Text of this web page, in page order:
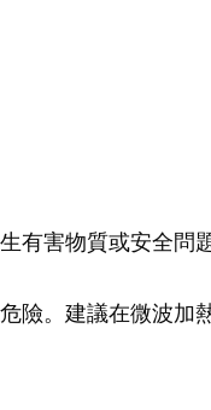
有害物質或安全問題
險。建議在微波加